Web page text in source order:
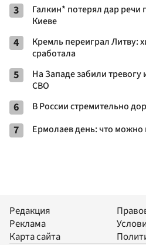
3
Галкин* потерял дар речи
Киеве
4
Кремль переиграл Литву:
сработала
5
На Западе забили тревогу
СВО
6 В России стремительно
7 Ермолаев день: что можно
Редакция
Реклама
Карта сайта